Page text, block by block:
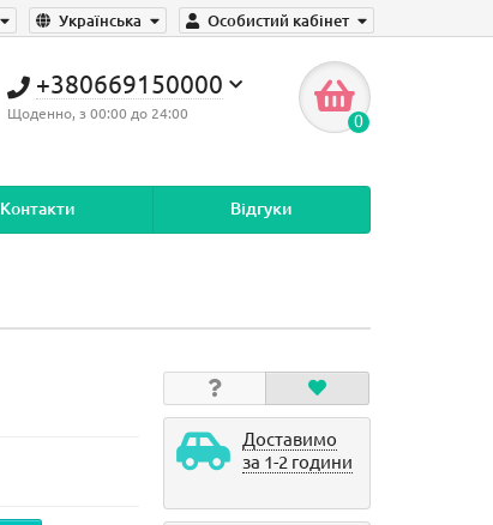
Особистий кабінет
Українська
+380669150000
Щоденно, з 00:00 до 24:00 0
Контакти Відгуки
Доставимо
за 1-2 години